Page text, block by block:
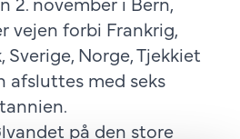
vejen forbi Frankrig,
Sverige, Norge, Tjekkiet
afsluttes med seks
på den store